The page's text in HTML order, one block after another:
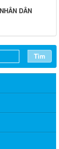
DÂN
Tìm